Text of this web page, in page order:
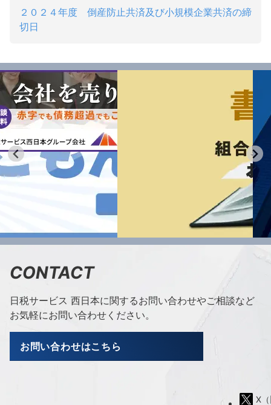
２０２４年度 倒産防止共済及び小規模企業共済の締
切日
CONTACT
日税サービス 西日本に関するお問い合わせやご相談など
お気軽にお問い合わせください。
お問い合わせはこちら
X